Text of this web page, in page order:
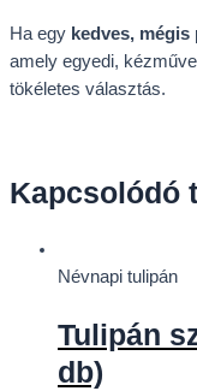
Ha egy kedves,
amely egyedi,
tökéletes választás.
Kapcsolódó
Névnapi tulipán
Tulipán
db)